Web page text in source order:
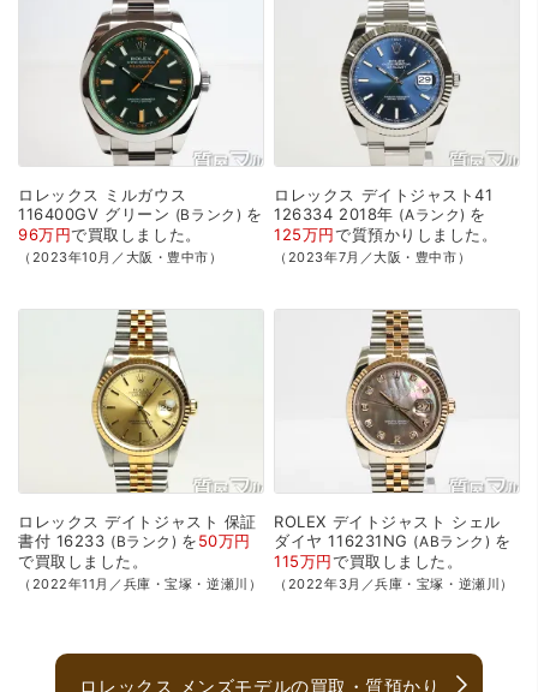
ロレックス
ミルガウス
116400GV グリーン Bランク
を
96万円で買取 しました。
（2023年10月／大阪・豊中市）
ロレックス デイトジャスト41
126334 2018年 Aランク を
125万円で質預かり しました。
（2023年7月／大阪・豊中市）
ロレックス デイトジャスト 保証
書付 16233 Bランク を50万円
で買取 しました。
（2022年11月／兵庫・宝塚・逆瀬川）
ROLEX デイトジャスト シェル
ダイヤ 116231NG ABランク
を
115万円で買取 しました。
（2022年3月／兵庫・宝塚・逆瀬川）
ロレックス メンズモデルの買取・質預かり